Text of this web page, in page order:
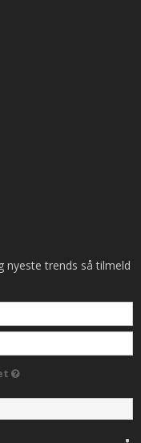
nyeste trends så tilmeld